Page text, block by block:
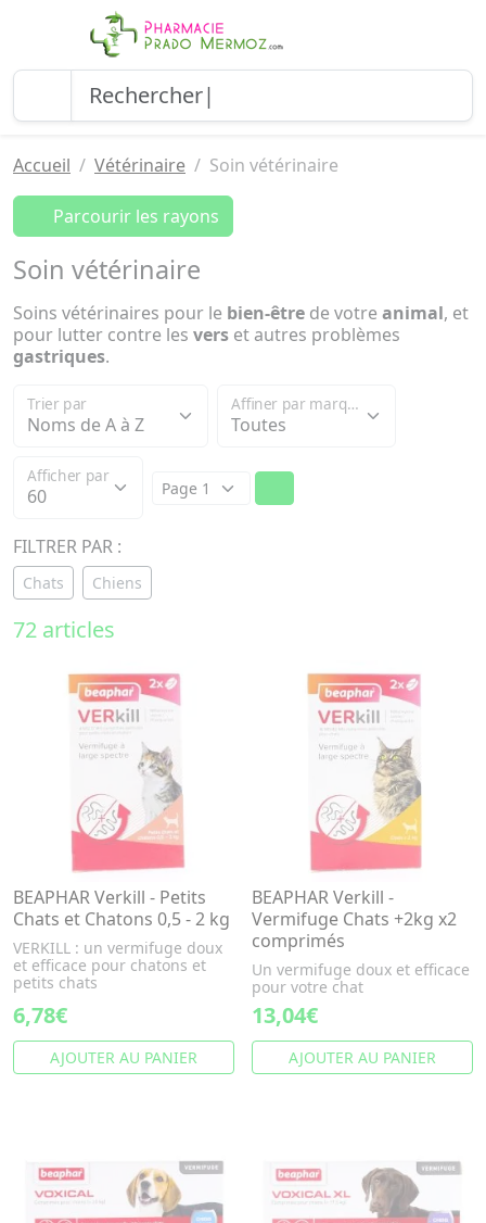
Accueil Vétérinaire Soin vétérinaire
Parcourir les rayons
Soin vétérinaire
Soins vétérinaires pour le bien-être de votre animal, et
pour lutter contre les vers et autres problèmes
gastriques.
Trier par Affiner par marque
Afficher par
FILTRER PAR :
Chats Chiens
72 articles
BEAPHAR Verkill - Petits
Chats et Chatons 0,5 - 2 kg
VERKILL : un vermifuge doux
et efficace pour chatons et
petits chats
6,78€
AJOUTER AU PANIER
BEAPHAR Verkill -
Vermifuge Chats +2kg x2
comprimés
Un vermifuge doux et efficace
pour votre chat
13,04€
AJOUTER AU PANIER